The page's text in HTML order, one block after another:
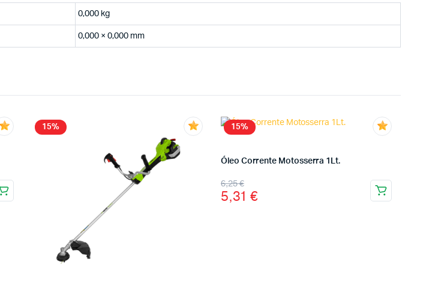
0,000 kg
0,000 × 0,000 mm
15% 15%
Óleo Corrente Motosserra 1Lt.
6,25€
5,31 €